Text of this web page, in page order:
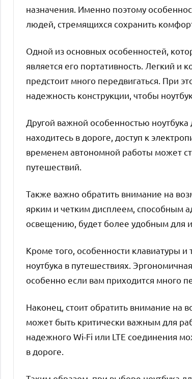
назначения. Именно поэтому
людей, стремящихся сохранить
Одной из основных особенностей,
является его портативность. Легкий и
предстоит много передвигаться. При
надежность конструкции, чтобы
Другой важной особенностью ноутбука
находитесь в дороге, доступ к
временем автономной работы может
путешествий.
Также важно обратить внимание на
ярким и четким дисплеем, способным
освещению, будет более удобным для
Кроме того, особенности клавиатуры
ноутбука в путешествиях.
особенно если вам приходится много
Наконец, стоит обратить внимание на
может быть критически важным для
надежного Wi-Fi или LTE соединения
в дороге.